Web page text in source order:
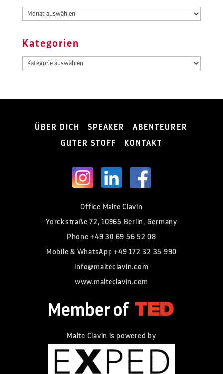
Archiv
Kategorien
Kategorien
ÜBER DICH SPEAKER
ABENTEURER
GUTER STOFF
KONTAKT
Office Malte Clavin
Yorckstraße 72, 10965 Berlin, Germany
Phone+49 30 69 56 52 08
Mobile & WhatsApp+49 172 32 35 990
info@malteclavin.com
www.malteclavin.com
Malte Clavin is powered by